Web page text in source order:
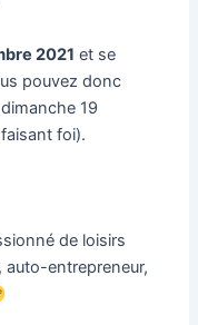
2021 et se
pouvez donc
19
foi).
de loisirs
auto-entrepreneur,